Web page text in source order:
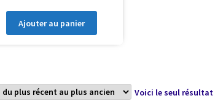
Ajouter au panier
Voici le seul résultat